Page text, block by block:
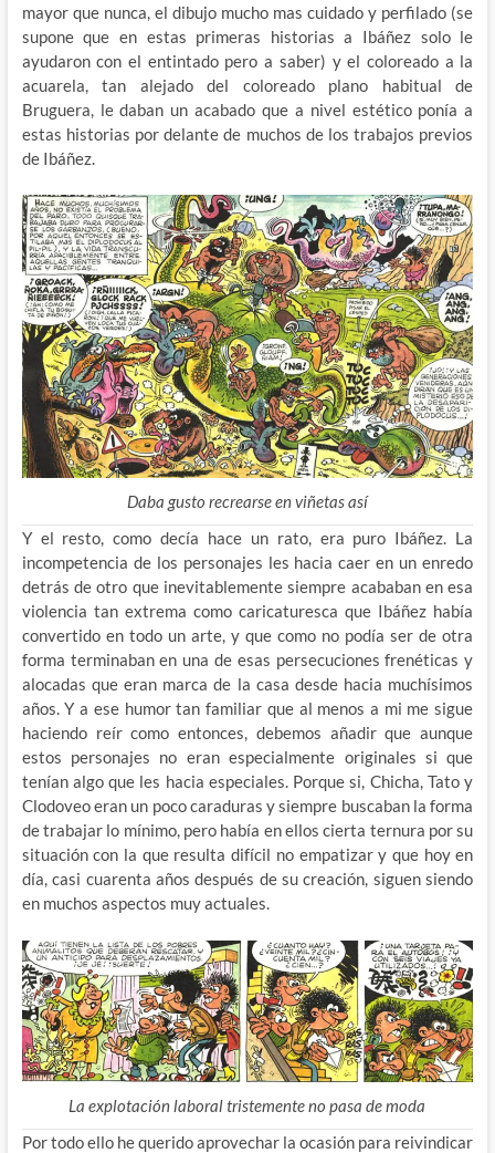
mayor que nunca, el dibujo mucho mas cuidado y perfilado (se
supone que en estas primeras historias a Ibáñez solo le
ayudaron con el entintado pero a saber) y el coloreado a la
acuarela, tan alejado del coloreado plano habitual de
Bruguera, le daban un acabado que a nivel estético ponía a
estas historias por delante de muchos de los trabajos previos
de Ibáñez.
Daba gusto recrearse en viñetas así
Y el resto, como decía hace un rato, era puro Ibáñez. La
incompetencia de los personajes les hacia caer en un enredo
detrás de otro que inevitablemente siempre acababan en esa
violencia tan extrema como caricaturesca que Ibáñez había
convertido en todo un arte, y que como no podía ser de otra
forma terminaban en una de esas persecuciones frenéticas y
alocadas que eran marca de la casa desde hacia muchísimos
años. Y a ese humor tan familiar que al menos a mi me sigue
haciendo reír como entonces, debemos añadir que aunque
estos personajes no eran especialmente originales si que
tenían algo que les hacia especiales. Porque si, Chicha, Tato y
Clodoveo eran un poco caraduras y siempre buscaban la forma
de trabajar lo mínimo, pero había en ellos cierta ternura por su
situación con la que resulta difícil no empatizar y que hoy en
día, casi cuarenta años después de su creación, siguen siendo
en muchos aspectos muy actuales.
La explotación laboral tristemente no pasa de moda
Por todo ello he querido aprovechar la ocasión para reivindicar